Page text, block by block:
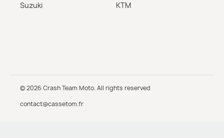
Suzuki
KTM
© 2026 Crash Team Moto. All rights reserved
contact@cassetom.fr